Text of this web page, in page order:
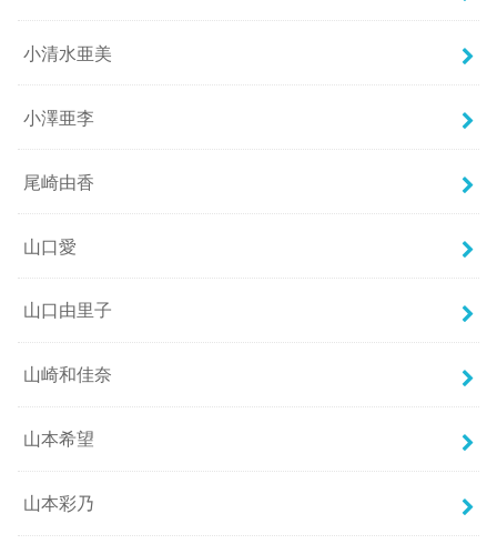
小清水亜美
小澤亜李
尾崎由香
山口愛
山口由里子
山崎和佳奈
山本希望
山本彩乃